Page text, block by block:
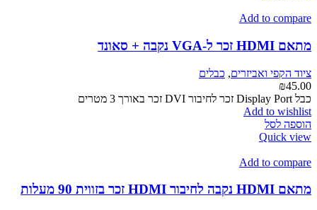
Add to compare
מתאם HDMI זכר ל-VGA נקבה + סאונד
ציוד הקפי ואביזרים, כבלים
₪45.00
כבל Display Port זכר לחיבור DVI זכר באורך 3 מטרים
Add to wishlist
הוספה לסל
Quick view
Add to compare
מתאם HDMI נקבה לחיבור HDMI זכר בזווית 90 מעלות